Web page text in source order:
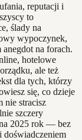
reputacji i
to
ślady na
wypoczynek,
anegdot na forach.
hotelowe
ale też
dla tych, którzy
się, co dzieje
nie stracisz
szczery
2025 rok — bez
doświadczeniem